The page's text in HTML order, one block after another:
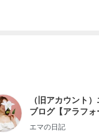
（旧アカウント
ブログ【アラフォ
社売却セカンドラ
エマの日記